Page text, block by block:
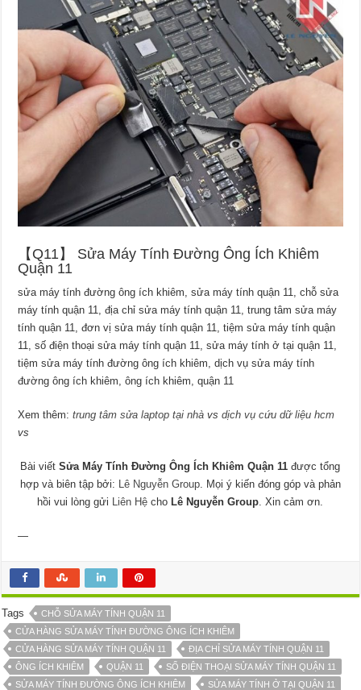
【Q11】 Sửa Máy Tính Đường Ông Ích Khiêm
Quận 11
sửa máy tính đường ông ích khiêm, sửa máy tính quận 11, chỗ sửa
máy tính quận 11, địa chỉ sửa máy tính quận 11, trung tâm sửa máy
tính quận 11, đơn vị sửa máy tính quận 11, tiệm sửa máy tính quận
11, số điện thoại sửa máy tính quận 11, sửa máy tính ở tại quận 11,
tiệm sửa máy tính đường ông ích khiêm, dịch vụ sửa máy tính
đường ông ích khiêm, ông ích khiêm, quận 11
Xem thêm:trung tâm sửa laptop tại nhà vsdịch vụ cứu dữ liệu hcm
vs
Bài viếtSửa Máy Tính Đường Ông Ích Khiêm Quận 11 được tổng
hợp và biên tập bởi: Lê Nguyễn Group. Mọi ý kiến đóng góp và phản
hồi vui lòng gửi Liên Hệ choLê Nguyễn Group . Xin cảm ơn.
—
Tags
CHỖ SỬA MÁY TÍNH QUẬN 11
CỬA HÀNG SỬA MÁY TÍNH ĐƯỜNG ÔNG ÍCH KHIÊM
CỬA HÀNG SỬA MÁY TÍNH QUẬN 11
ĐỊA CHỈ SỬA MÁY TÍNH QUẬN 11
ÔNG ÍCH KHIÊM
QUẬN 11
SỐ ĐIỆN THOẠI SỬA MÁY TÍNH QUẬN 11
SỬA MÁY TÍNH ĐƯỜNG ÔNG ÍCH KHIÊM
SỬA MÁY TÍNH Ở TẠI QUẬN 11